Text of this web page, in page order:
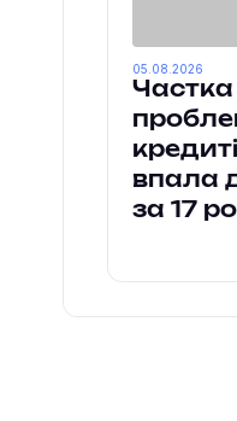
Частка
впала
за 17
05.08.2026